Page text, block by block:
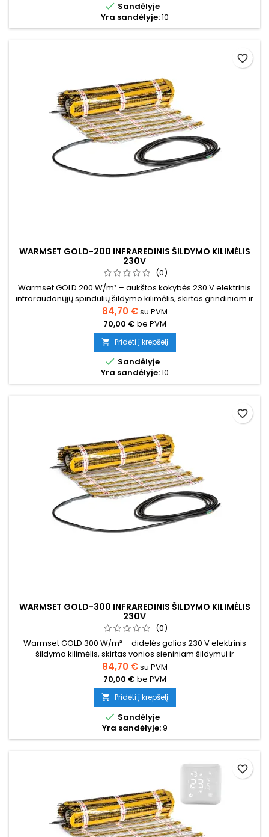
 Sandėlyje
Yra sandėlyje:10
WARMSET GOLD-200 INFRAREDINIS ŠILDYMO KILIMĖLIS
230V
(0)
Warmset GOLD 200 W/m² – aukštos kokybės 230 V elektrinis
infraraudonųjų spindulių šildymo kilimėlis, skirtas grindiniam ir
sieniniam šildymui (pvz., vonios kambariuose, drėgnose
zonose ar vietose, kur reikalingas greitesnis įšilimas). Kilimėlis
montuojamas į plytelių klijų arba ploną išlyginamąjį sluoksnį
po plytelėmis / akmens masės danga grindyse arba...
84,70 €su PVM
70,00 € be PVM
 Pridėti į krepšelį
 Sandėlyje
Yra sandėlyje:10
favorite_border
WARMSET GOLD-300 INFRAREDINIS ŠILDYMO KILIMĖLIS
230V
(0)
Warmset GOLD 300 W/m² – didelės galios 230 V elektrinis
šildymo kilimėlis, skirtas vonios sieniniam šildymui ir
rankšluosčių džiovinimo sprendimams (montuojamas po
plytelėmis sienoje). Kilimėlis įrengiamas į plytelių klijų arba
ploną išlyginamąjį sluoksnį, užtikrina greitą šilumos efektą ir
komfortą. Galia: 300 W/m², įtampa: 230 V. Galimi dydžiai: 0,5–
3...
84,70 €su PVM
70,00 € be PVM
 Pridėti į krepšelį
 Sandėlyje
Yra sandėlyje:9
favorite_border
favorite_border